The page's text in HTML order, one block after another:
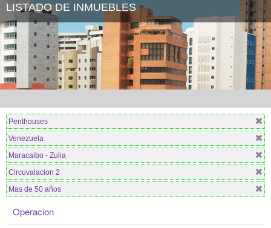
LISTADO DE INMUEBLES
Penthouses
Venezuela
Maracaibo - Zulia
Circuvalacion 2
Mas de 50 años
Operacion